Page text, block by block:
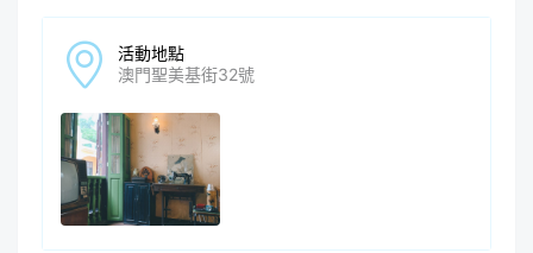
活動地點
澳門聖美基街32號